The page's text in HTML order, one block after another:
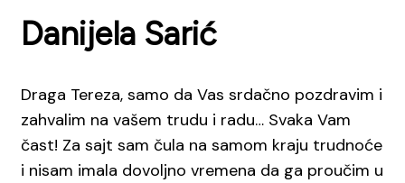
Danijela Sarić
Draga Tereza, samo da Vas srdačno pozdravim i
zahvalim na vašem trudu i radu… Svaka Vam
čast! Za sajt sam čula na samom kraju trudnoće
i nisam imala dovoljno vremena da ga proučim u